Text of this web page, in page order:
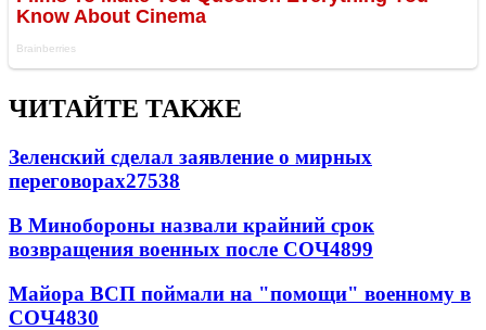
ЧИТАЙТЕ ТАКЖЕ
Зеленский сделал заявление о мирных
переговорах27538
В Минобороны назвали крайний срок
возвращения военных после СОЧ4899
Майора ВСП поймали на "помощи" военному в
СОЧ4830